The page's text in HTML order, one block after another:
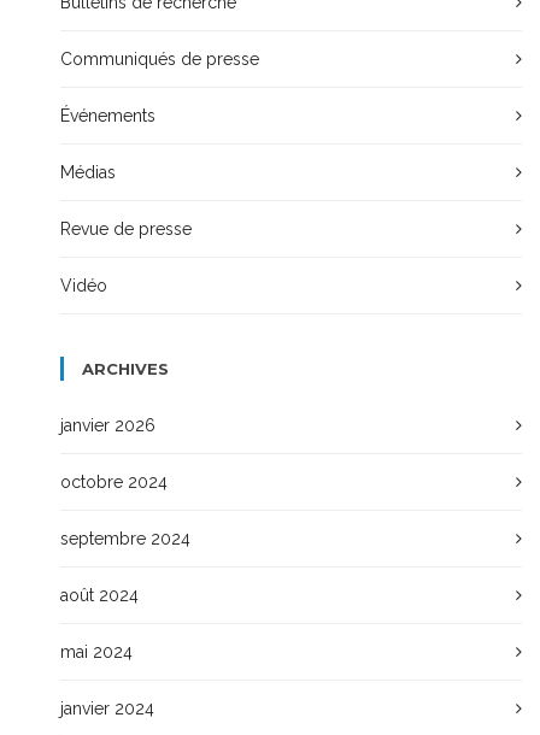
Communiqués de presse
Événements
Médias
Revue de presse
Vidéo
ARCHIVES
janvier 2026
octobre 2024
septembre 2024
août 2024
mai 2024
janvier 2024